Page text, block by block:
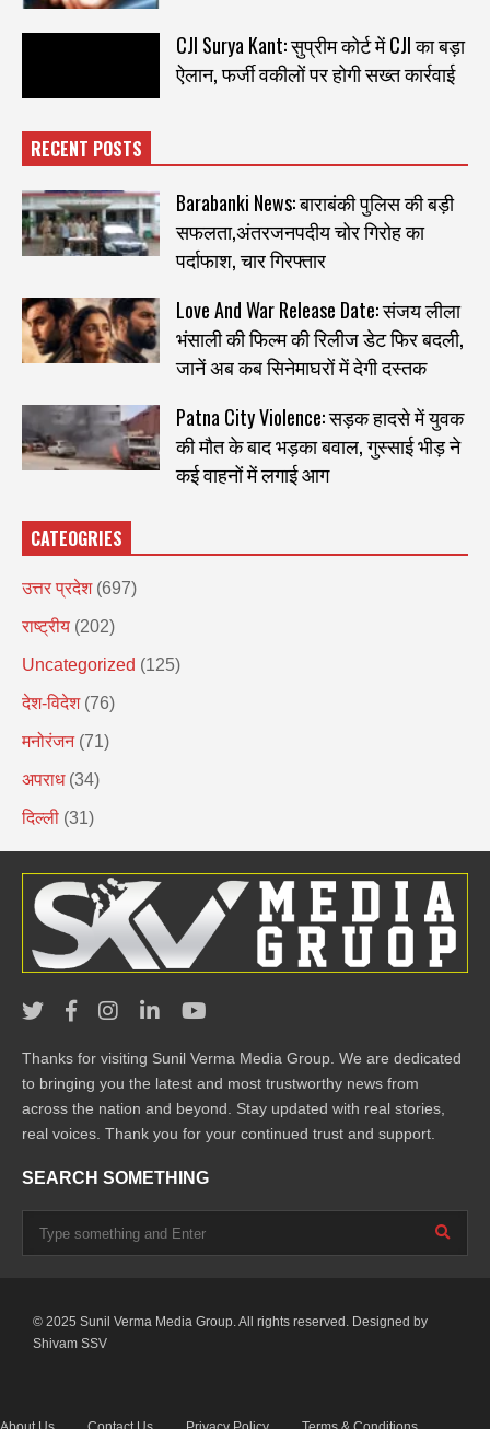
CJI Surya Kant: सुप्रीम कोर्ट में CJI का बड़ा
ऐलान, फर्जी वकीलों पर होगी सख्त कार्रवाई
RECENT POSTS
Barabanki News: बाराबंकी पुलिस की बड़ी
सफलता,अंतरजनपदीय चोर गिरोह का
पर्दाफाश, चार गिरफ्तार
Love And War Release Date: संजय लीला
भंसाली की फिल्म की रिलीज डेट फिर बदली,
जानें अब कब सिनेमाघरों में देगी दस्तक
Patna City Violence: सड़क हादसे में युवक
की मौत के बाद भड़का बवाल, गुस्साई भीड़ ने
कई वाहनों में लगाई आग
CATEOGRIES
उत्तर प्रदेश (697)
राष्ट्रीय (202)
Uncategorized (125)
देश-विदेश (76)
मनोरंजन (71)
अपराध (34)
दिल्ली (31)
Thanks for visiting Sunil Verma Media Group. We are dedicated
to bringing you the latest and most trustworthy news from
across the nation and beyond. Stay updated with real stories,
real voices. Thank you for your continued trust and support.
SEARCH SOMETHING
© 2025 Sunil Verma Media Group. All rights reserved. Designed by
Shivam SSV